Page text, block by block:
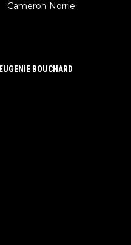
Cameron Norrie
EUGENIE BOUCHARD